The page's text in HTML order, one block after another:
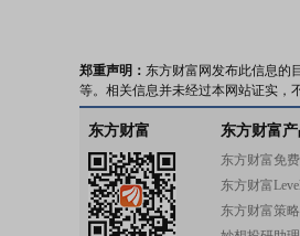
郑重声明： 东方财富网发布此信息的
等。相关信息并未经过本网站证实，